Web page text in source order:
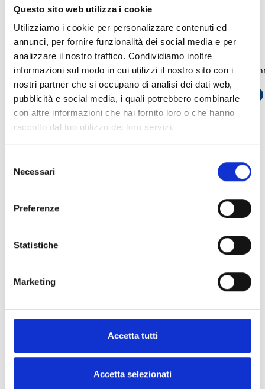
Questo sito web utilizza i cookie
Utilizziamo i cookie per personalizzare contenuti ed
annunci, per fornire funzionalità dei social media e per
analizzare il nostro traffico. Condividiamo inoltre
informazioni sul modo in cui utilizzi il nostro sito con i
nostri partner che si occupano di analisi dei dati web,
pubblicità e social media, i quali potrebbero combinarle
con altre informazioni che hai fornito loro o che hanno
raccolto dal tuo utilizzo dei loro servizi.
delNecessari
Preferenze
Statistiche
Marketing
Accetta tutti
Accetta selezionati
Sol/STUDIO
Software zur Programmierung von
Sol‑Zentralen
LINK ÖFFNEN south_east
Sol-LAN/S
LINK ÖFFNEN
Einbruchmeldezentrale mit
kapazitiver Tastatur, LCD-Display